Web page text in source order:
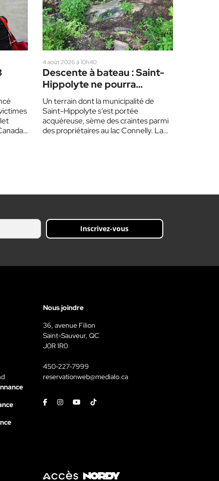
4 août 2026 à 10h40
Descente à bateau : Saint-
Hippolyte ne pourra
aménager une rampe
d’accès avant un an
Un terrain dont la municipalité de
Saint-Hippolyte s’est portée
acquéreuse, sème des craintes parmi
des propriétaires au lac Connelly. La
Inscrivez-vous
Nous joindre
36, avenue Filion
Saint-Sauveur, QC
J0R 1R0
450-227-7999
reservationweb@medialo.ca
FacebookInstagramYoutubeTiktok